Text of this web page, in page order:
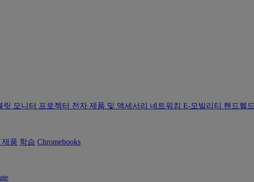
릿 모니터 프로젝터 전자 제품 및 액세서리 네트워킹 E-모빌리티 핸드헬
제품 학습 Chromebooks